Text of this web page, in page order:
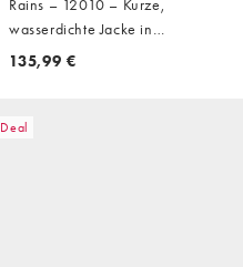
wasserdichte Jacke in
Marineblau
135,99 €
Deal